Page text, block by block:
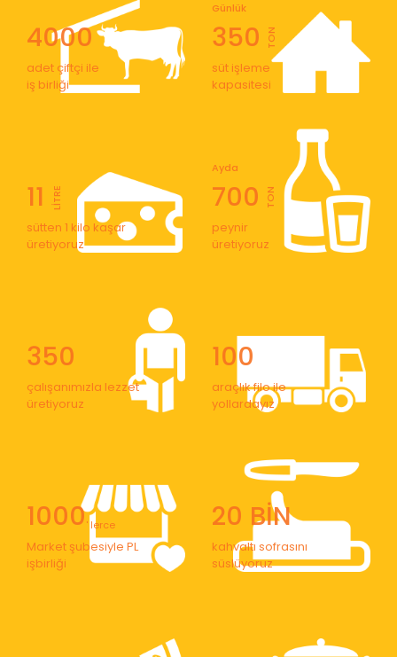
4000
adet çiftçi ile
iş birliği
350
Günlük
TON
süt işleme
kapasitesi
11 LİTRE
sütten 1 kilo kaşar
üretiyoruz
700
Ayda
TON
peynir
üretiyoruz
350
çalışanımızla lezzet
üretiyoruz
100
araçlık filo ile
yollardayız
1000' lerce
Market şubesiyle PL
işbirliği
20 BİN
kahvaltı sofrasını
süslüyoruz